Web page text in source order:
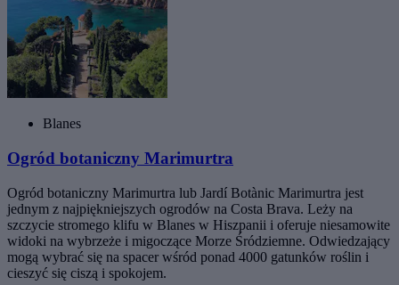
Blanes
Ogród botaniczny Marimurtra
Ogród botaniczny Marimurtra lub Jardí Botànic Marimurtra jest
jednym z najpiękniejszych ogrodów na Costa Brava. Leży na
szczycie stromego klifu w Blanes w Hiszpanii i oferuje niesamowite
widoki na wybrzeże i migoczące Morze Śródziemne. Odwiedzający
mogą wybrać się na spacer wśród ponad 4000 gatunków roślin i
cieszyć się ciszą i spokojem.